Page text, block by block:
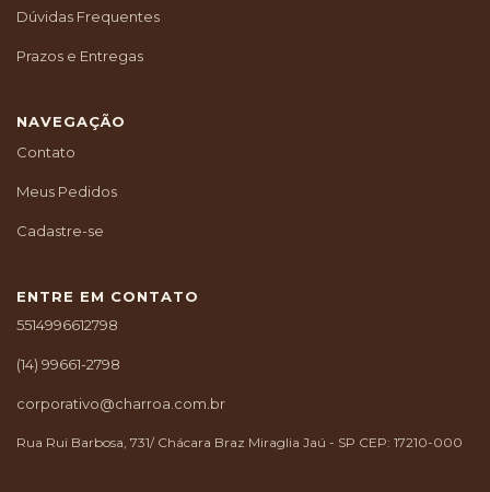
Dúvidas Frequentes
Prazos e Entregas
NAVEGAÇÃO
Contato
Meus Pedidos
Cadastre-se
ENTRE EM CONTATO
5514996612798
(14) 99661-2798
corporativo@charroa.com.br
Rua Rui Barbosa, 731/ Chácara Braz Miraglia Jaú - SP CEP: 17210-000